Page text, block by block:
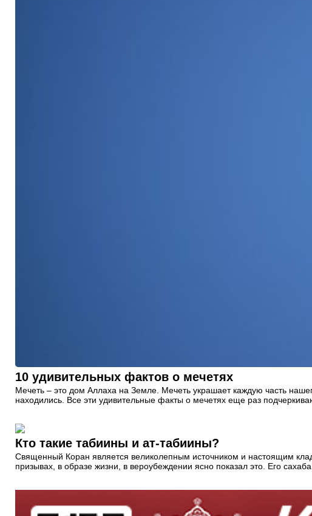
10 удивительных фактов о мечетях
Мечеть – это дом Аллаха на Земле. Мечеть украшает каждую часть
находились. Все эти удивительные факты о мечетях еще раз
Кто такие табиины и ат-табиины?
Священный Коран является великолепным источником и настоящим
призывах, в образе жизни, в вероубеждении ясно показал это. Его